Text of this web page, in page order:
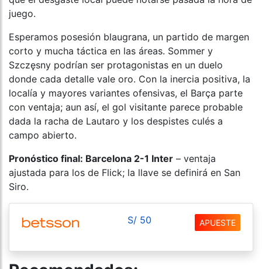
juego.
Esperamos posesión blaugrana, un partido de margen
corto y mucha táctica en las áreas. Sommer y
Szczęsny podrían ser protagonistas en un duelo
donde cada detalle vale oro. Con la inercia positiva, la
localía y mayores variantes ofensivas, el Barça parte
con ventaja; aun así, el gol visitante parece probable
dada la racha de Lautaro y los despistes culés a
campo abierto.
Pronóstico final: Barcelona 2-1 Inter – ventaja
ajustada para los de Flick; la llave se definirá en San
Siro.
S/ 50 APUESTE